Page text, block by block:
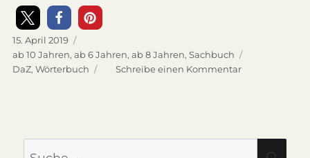
Veröffentlicht
am
15. April 2019
Kategorien
ab 10 Jahren, ab 6 Jahren, ab 8 Jahren, Sachbuch
Schlagwörter
DaZ, Wörterbuch Schreibe einen Kommentarzu